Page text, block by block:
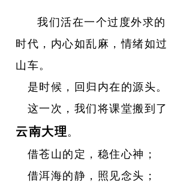
我们活在一个过度外求的
时代，内心如乱麻，情绪如过
山车。
是时候，回归内在的源头。
这一次，我们将课堂搬到了
云南大理 。
借苍山的定，稳住心神；
借洱海的静，照见念头；